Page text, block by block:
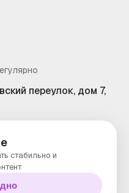
переулок, дом 7,
2026 ©
сайта без
"Таргет Телеком"
стабильно и